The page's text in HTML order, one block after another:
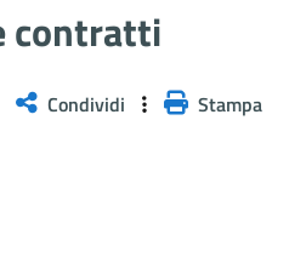
contratti
Condividi Stampa